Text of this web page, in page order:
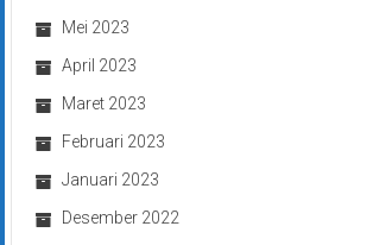
Mei 2023
April 2023
Maret 2023
Februari 2023
Januari 2023
Desember 2022